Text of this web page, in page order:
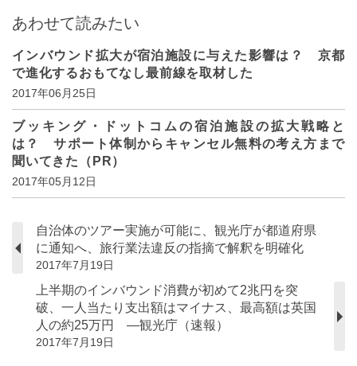
あわせて読みたい
インバウンド拡大が宿泊施設に与えた影響は？ 京都
で進化するおもてなし最前線を取材した
2017年06月25日
ブッキング・ドットコムの宿泊施設の拡大戦略と
は？ サポート体制からキャンセル無料の考え方まで
聞いてきた（PR）
2017年05月12日
自治体のツアー実施が可能に、観光庁が都道府県
に通知へ、旅行業法違反の指摘で解釈を明確化
2017年7月19日
上半期のインバウンド消費が初めて2兆円を突
破、一人当たり支出額はマイナス、最高額は英国
人の約25万円 ―観光庁（速報）
2017年7月19日